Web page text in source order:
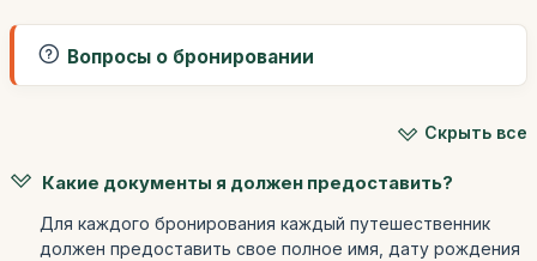
Вопросы о бронировании
Скрыть все
Какие документы я должен предоставить?
Для каждого бронирования каждый путешественник
должен предоставить свое полное имя, дату рождения